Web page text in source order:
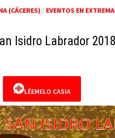
(CÁCERES) / EVENTOS EN
Isidro Labrador
LÉEMELO CASIA